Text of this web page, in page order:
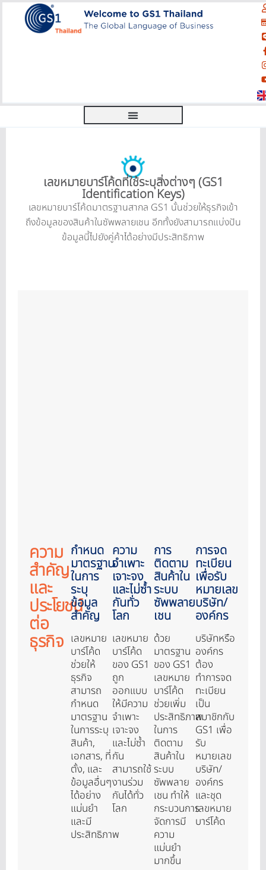
เลขหมายบาร์โค้ดที่ใช้ระบุสิ่งต่างๆ (GS1
Identification Keys)
เลขหมายบาร์โค้ดมาตรฐานสากล GS1 นั้นช่วยให้ธุรกิจเข้า
ถึงข้อมูลของสินค้าในซัพพลายเชน อีกทั้งยังสามารถแบ่งปัน
ข้อมูลนี้ไปยังคู่ค้าได้อย่างมีประสิทธิภาพ
ความ
สำคัญ
และ
ประโยชน์
ต่อ
ธุรกิจ​
กำหนด
มาตรฐาน
ในการ
ระบุ
ข้อมูล
สำคัญ
เลขหมาย
บาร์โค้ด
ช่วยให้
ธุรกิจ
สามารถ
กำหนด
มาตรฐาน
ในการระบุ
สินค้า,
เอกสาร, ที่
ตั้ง, และ
ข้อมูลอื่นๆ
ได้อย่าง
แม่นยำ
และมี
ประสิทธิภาพ
ความ
จำเพาะ
เจาะจง
และไม่ซ้ำ
กันทั่ว
โลก
เลขหมาย
บาร์โค้ด
ของ GS1
ถูก
ออกแบบ
ให้มีความ
จำเพาะ
เจาะจง
และไม่ซ้ำ
กัน
สามารถใช้
งานร่วม
กันได้ทั่ว
โลก
การ
ติดตาม
สินค้าใน
ระบบ
ซัพพลาย
เชน
ด้วย
มาตรฐาน
ของ GS1
เลขหมาย
บาร์โค้ด
ช่วยเพิ่ม
ประสิทธิภาพ
ในการ
ติดตาม
สินค้าใน
ระบบ
ซัพพลาย
เชน ทำให้
กระบวนการ
จัดการมี
ความ
แม่นยำ
มากขึ้น
การจด
ทะเบียน
เพื่อรับ
หมายเลข
บริษัท/
องค์กร
บริษัทหรือ
องค์กร
ต้อง
ทำการจด
ทะเบียน
เป็น
สมาชิกกับ
GS1 เพื่อ
รับ
หมายเลข
บริษัท/
องค์กร
และชุด
เลขหมาย
บาร์โค้ด